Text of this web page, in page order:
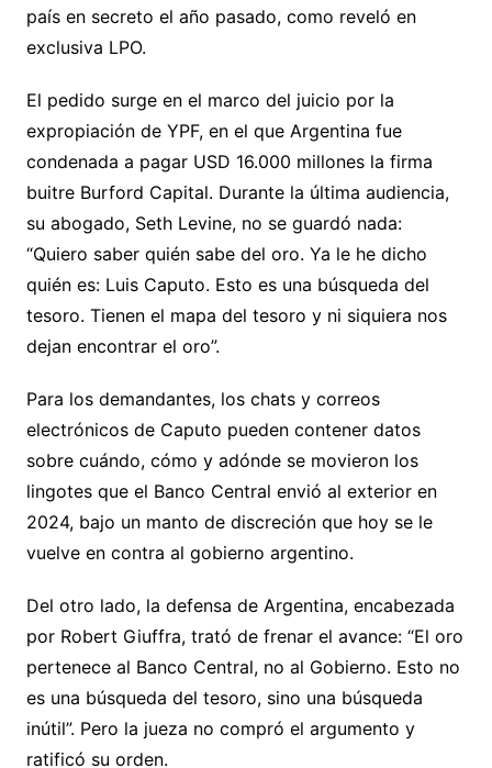
país en secreto el año pasado, como reveló en
exclusiva LPO.
El pedido surge en el marco del juicio por la
expropiación de YPF, en el que Argentina fue
condenada a pagar USD 16.000 millones la firma
buitre Burford Capital. Durante la última audiencia,
su abogado, Seth Levine, no se guardó nada:
“Quiero saber quién sabe del oro. Ya le he dicho
quién es: Luis Caputo. Esto es una búsqueda del
tesoro. Tienen el mapa del tesoro y ni siquiera nos
dejan encontrar el oro”.
Para los demandantes, los chats y correos
electrónicos de Caputo pueden contener datos
sobre cuándo, cómo y adónde se movieron los
lingotes que el Banco Central envió al exterior en
2024, bajo un manto de discreción que hoy se le
vuelve en contra al gobierno argentino.
Del otro lado, la defensa de Argentina, encabezada
por Robert Giuffra, trató de frenar el avance: “El oro
pertenece al Banco Central, no al Gobierno. Esto no
es una búsqueda del tesoro, sino una búsqueda
inútil”. Pero la jueza no compró el argumento y
ratificó su orden.